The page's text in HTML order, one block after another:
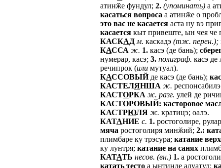
атинӂе фундул; 2. (упоминать) а
касаться вопроса а атинӂе о
это вас не касается аста ну вэ
касается кыт привеште, ын чея че
КАСКАД м. каскадэ (тж. перен.);
КАССА ж. 1. касэ (де бань);
нумерар, касэ; 3. полиграф. касэ де
речипрок (или мутуал).
КАССОВЫЙде касэ (де бань);
КАСТЕЛЯНША ж.
КАСТОРКА ж. разг. улей де
КАСТОРОВЫЙ: касторовое
КАСТРЮЛЯ ж. кратицэ; оалэ.
КАТАНИЕ с. 1. ростоголире,
мяча ростоголиря минӂий; 2.:
плимбаре ку трэсура; катание
ку лунтря; катание на санях
КАТАТЬ несов. (вн.) 1. а
катать тесто а ынтинде алуатул;